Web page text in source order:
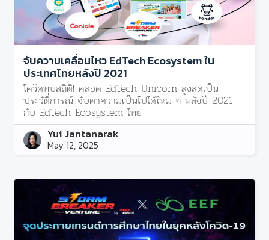
จับความเคลื่อนไหว EdTech Ecosystem ใน
ประเทศไทยหลังปี 2021
โควิดทุบสถิติ! คลอด EdTech Unicorn สูงสุดเป็น
ประวัติการณ์ จับตาความเป็นไปได้ใหม่ ๆ หลังปี 2021
กับ EdTech Ecosystem ไทย
Yui Jantanarak
May 12, 2025